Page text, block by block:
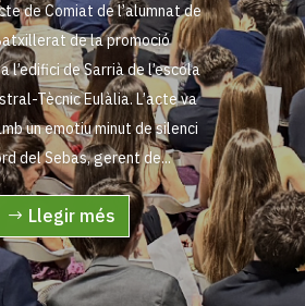
de Comiat de l’alumnat de
de la promoció
l’edifici de Sarrià de l’escola
Tècnic Eulàlia. L’acte va
un emotiu minut de silenci
del Sebas, gerent de...
Llegir més